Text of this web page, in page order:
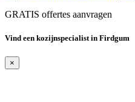
GRATIS offertes aanvragen
Vind een kozijnspecialist in Firdgum
×